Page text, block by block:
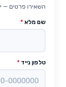
השאירו פרטים — יועץ
שם מלא *
טלפון נייד *